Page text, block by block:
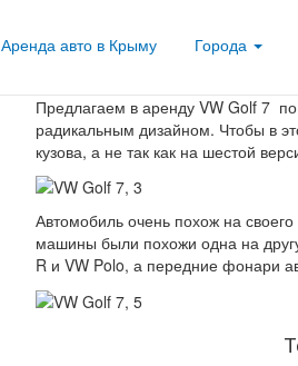
Аренда авто в Крыму Города
VW
7
Предлагаем в аренду VW Golf 7
радикальным дизайном. Чтобы в
кузова, а не так как на шестой
Автомобиль очень похож на
машины были похожи одна на
R и VW Polo, а передние фонари